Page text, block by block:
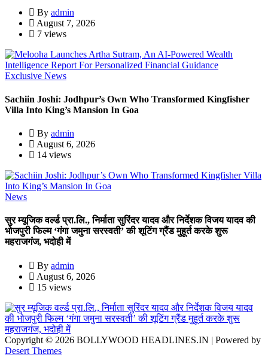
By admin
August 7, 2026
7 views
Exclusive News
Sachiin Joshi: Jodhpur’s Own Who Transformed Kingfisher
Villa Into King’s Mansion In Goa
By admin
August 6, 2026
14 views
News
सुर म्यूजिक वर्ल्ड प्रा.लि., निर्माता सुरिंदर यादव और निर्देशक विजय यादव की
भोजपुरी फिल्म ‘गंगा जमुना सरस्वती’ की शूटिंग ग्रैंड मुहूर्त करके शुरू
महराजगंज, भदोही में
By admin
August 6, 2026
15 views
Copyright © 2026 BOLLYWOOD HEADLINES.IN | Powered by
Desert Themes